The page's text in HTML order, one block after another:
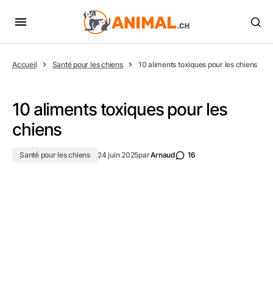
Accueil Santé pour les chiens 10 aliments toxiques pour les chiens
10 aliments toxiques pour les
chiens
Santé pour les chiens 24 juin 2025parArnaud 16